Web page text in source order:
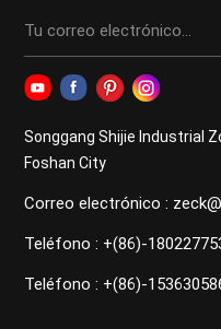
Songgang Shijie Industrial
Foshan City
Correo electrónico :
Teléfono : +(86)-
Teléfono : +(86)-